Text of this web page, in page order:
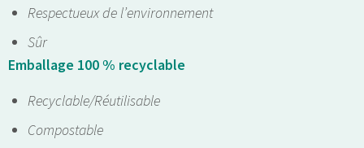
Respectueux de l’environnement
Sûr
Emballage 100 % recyclable
Recyclable/Réutilisable
Compostable